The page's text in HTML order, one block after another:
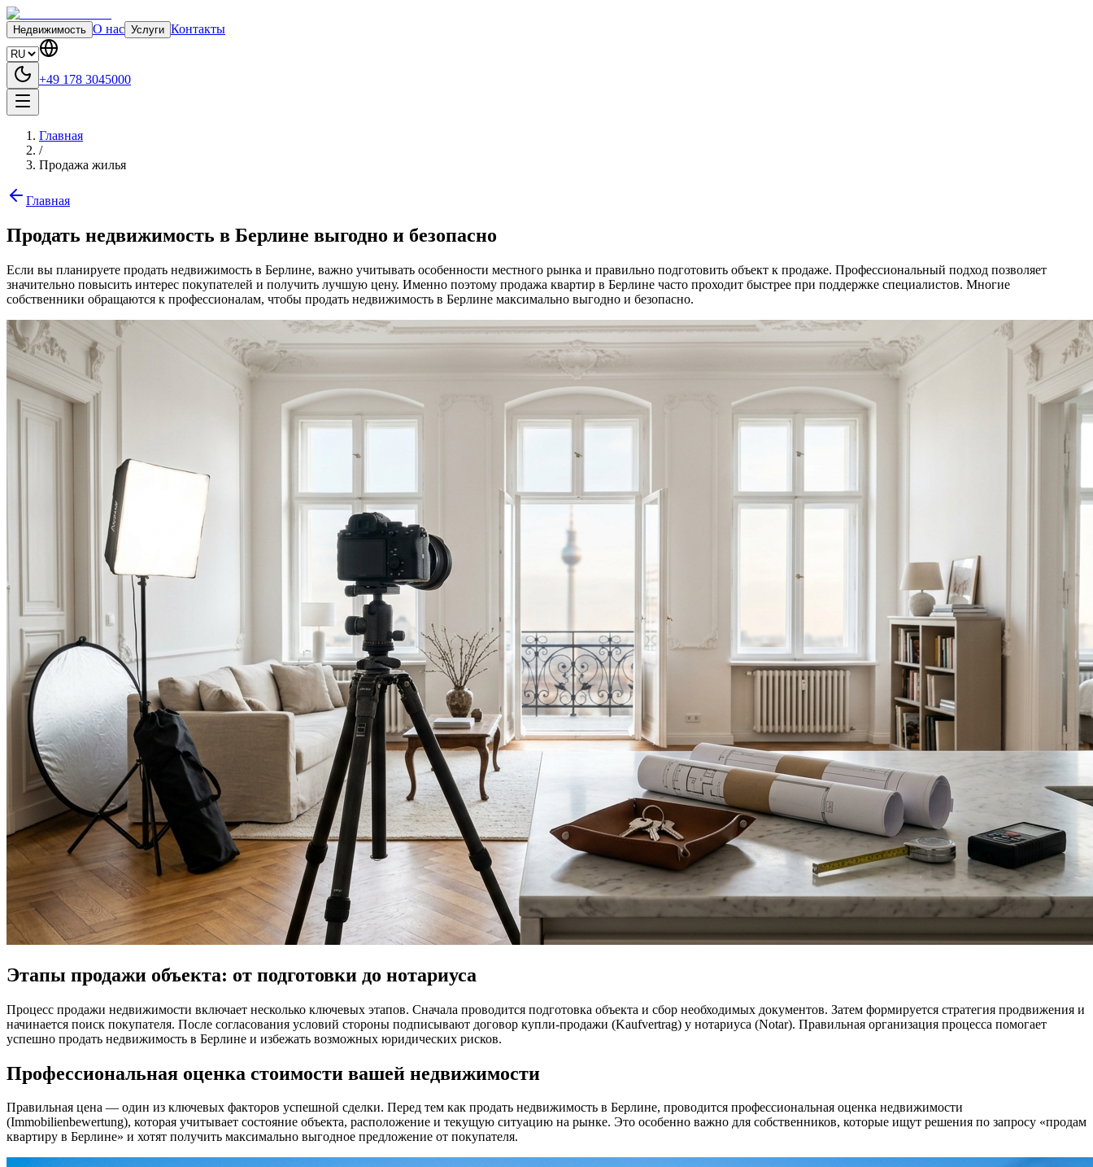
Недвижимость О нас Услуги Контакты
+49 178 3045000
Главная
/
Продажа жилья
Главная
Продать недвижимость в Берлине выгодно и безопасно
Если вы планируете продать недвижимость в Берлине, важно учитывать особенности местного рынка и правильно подготовить объект к продаже. Профессиональный подход позволяет
значительно повысить интерес покупателей и получить лучшую цену. Именно поэтому продажа квартир в Берлине часто проходит быстрее при поддержке специалистов. Многие
собственники обращаются к профессионалам, чтобы продать недвижимость в Берлине максимально выгодно и безопасно.
Этапы продажи объекта: от подготовки до нотариуса
Процесс продажи недвижимости включает несколько ключевых этапов. Сначала проводится подготовка объекта и сбор необходимых документов. Затем формируется стратегия продвижения и
начинается поиск покупателя. После согласования условий стороны подписывают договор купли-продажи (Kaufvertrag) у нотариуса (Notar). Правильная организация процесса помогает
успешно продать недвижимость в Берлине и избежать возможных юридических рисков.
Профессиональная оценка стоимости вашей недвижимости
Правильная цена — один из ключевых факторов успешной сделки. Перед тем как продать недвижимость в Берлине, проводится профессиональная оценка недвижимости
(Immobilienbewertung), которая учитывает состояние объекта, расположение и текущую ситуацию на рынке. Это особенно важно для собственников, которые ищут решения по запросу «продам
квартиру в Берлине» и хотят получить максимально выгодное предложение от покупателя.